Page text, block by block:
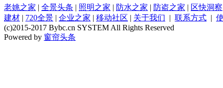
老姚之家 | 全景头条 | 照明之家 | 防水之家 | 防盗之家 | 区快洞察
建材 | 720全景 | 企业之家 | 移动社区 | 关于我们 | 联系方式 |
(c)2015-2017 Bybc.cn SYSTEM All Rights Reserved
Powered by 窗帘头条